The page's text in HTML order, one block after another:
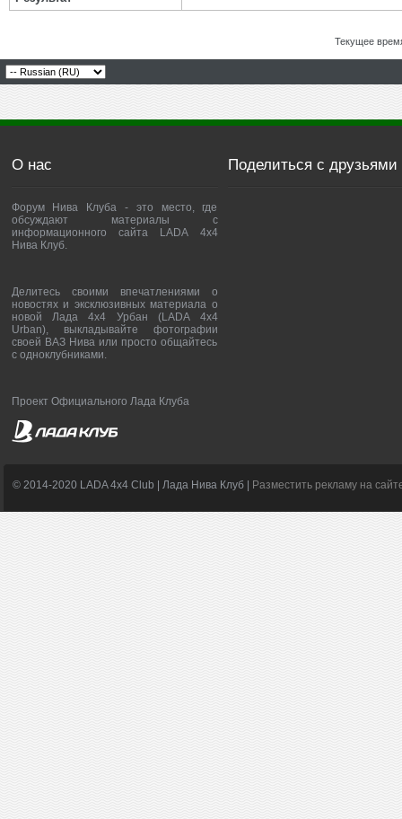
Текущее
О нас
Форум Нива Клуба - это место, где
обсуждают материалы с
информационного сайта LADA 4x4
Нива Клуб.
Делитесь своими впечатлениями о
новостях и эксклюзивных материала о
новой Лада 4х4 Урбан (LADA 4x4
Urban), выкладывайте фотографии
своей ВАЗ Нива или просто общайтесь
с одноклубниками.
Проект Официального Лада Клуба
Поделиться с друзьями
© 2014-2020 LADA 4x4 Club | Лада Нива Клуб | Разместить рекламу на